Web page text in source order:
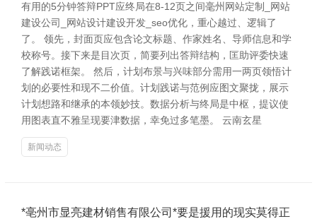
有用的5分钟答辩PPT应终局在8-12页之间毫州网站定制_网站
建设公司_网站设计建设开发_seo优化，重心越过、逻辑了
了。 领先，封面页应包含论文标题、作家姓名、导师信息和学
校称号。接下来是目次页，简要列出答辩结构，匡助评委快速
了解践诺框架。 然后，计划布景与兴味部分需用一两页领悟计
划的必要性和现不二价值。计划践诺与范例应图文聚拢，展示
计划想路和继承的本领妙技。数据分析与终局是中枢，提议使
用图表直不雅呈现要津数据，幸免过多笔墨。 云南玄星
新闻动态
*亳州市显亮建材销售有限公司*要是援用的现实莫得正